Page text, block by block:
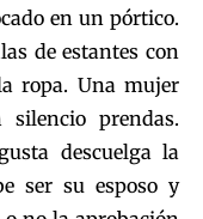
en un pórtico.
de estantes con
ropa. Una mujer
prendas.
descuelga la
ser su esposo y